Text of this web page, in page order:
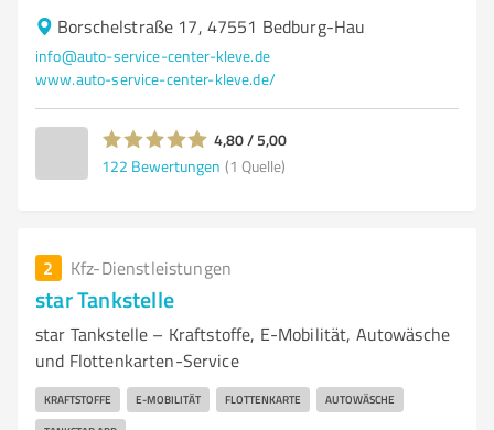
Borschelstraße 17, 47551 Bedburg-Hau
info@auto-service-center-kleve.de
www.auto-service-center-kleve.de/
4,80 / 5,00
122 Bewertungen (1 Quelle)
2 Kfz-Dienstleistungen
star Tankstelle
star Tankstelle – Kraftstoffe, E-Mobilität, Autowäsche
und Flottenkarten-Service
KRAFTSTOFFE E-MOBILITÄT FLOTTENKARTE AUTOWÄSCHE